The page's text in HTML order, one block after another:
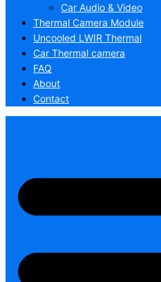
Car Audio & Video
Thermal Camera Module
Uncooled LWIR Thermal
Car Thermal camera
FAQ
About
Contact